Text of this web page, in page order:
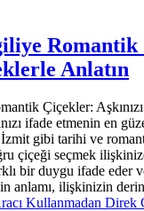
Anlatın
Çiçekler:
ifade etmenin en
gibi tarihi ve
çiçeği seçmek
bir duygu ifade eder
anlamı, ilişkinizin
Kullanmadan Direk